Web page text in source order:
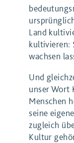
Land
kultivieren:
wachsen
Und
unser Wort
Menschen
seine
zugleich
Kultur